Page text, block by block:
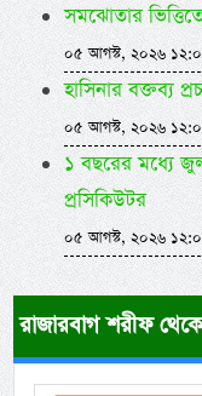
সমঝোতার
০৫ আগস্ট, ২০২৬
হাসিনার বক্তব্য
০৫ আগস্ট, ২০২৬
১ বছরের মধ্যে
প্রসিকিউটর
০৫ আগস্ট, ২০২৬
রাজারবাগ শরীফ